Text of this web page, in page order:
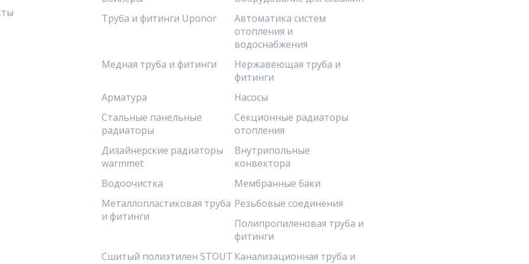
Труба и фитинги Uponor
Автоматика систем
отопления и
водоснабжения
Медная труба и фитинги
Нержавеющая труба и
фитинги
Арматура
Насосы
Стальные панельные
радиаторы
Секционные радиаторы
отопления
Дизайнерские радиаторы
warmmet
Внутрипольные
конвектора
Водоочистка
Мембранные баки
Металлопластиковая труба
и фитинги
Резьбовые соединения
Полипропиленовая труба и
фитинги
Сшитый полиэтилен STOUT Канализационная труба и